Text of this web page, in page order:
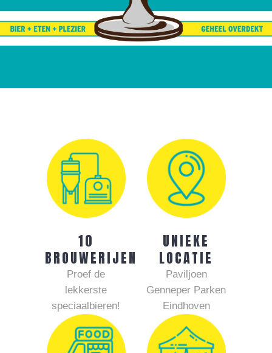
10
BROUWERIJEN
Proef de
lekkerste
speciaalbieren!
UNIEKE
LOCATIE
Paviljoen
Genneper Parken
Eindhoven